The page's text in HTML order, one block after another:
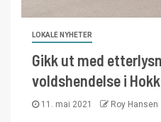
LOKALE NYHETER
Gikk ut med
voldshendelse i
11. mai 2021 Roy Hansen